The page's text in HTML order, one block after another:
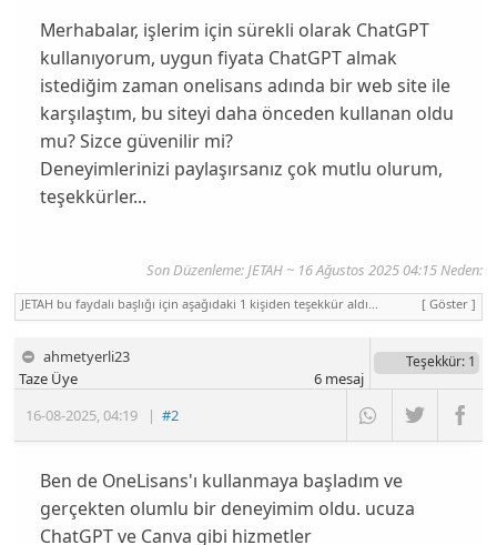
Merhabalar, işlerim için sürekli olarak ChatGPT
kullanıyorum, uygun fiyata ChatGPT almak
istediğim zaman onelisans adında bir web site ile
karşılaştım, bu siteyi daha önceden kullanan oldu
mu? Sizce güvenilir mi?
Deneyimlerinizi paylaşırsanız çok mutlu olurum,
teşekkürler...
Son Düzenleme: JETAH~ 16 Ağustos 2025 04:15 Neden:
JETAH bu faydalı başlığı için aşağıdaki 1 kişiden teşekkür aldı... [ Göster ]
ahmetyerli23
16-08-2025,04:19 |#2
Taze Üye
Teşekkür: 1
6mesaj
Ben de OneLisans'ı kullanmaya başladım ve
gerçekten olumlu bir deneyimim oldu. ucuza
ChatGPT ve Canva gibi hizmetler